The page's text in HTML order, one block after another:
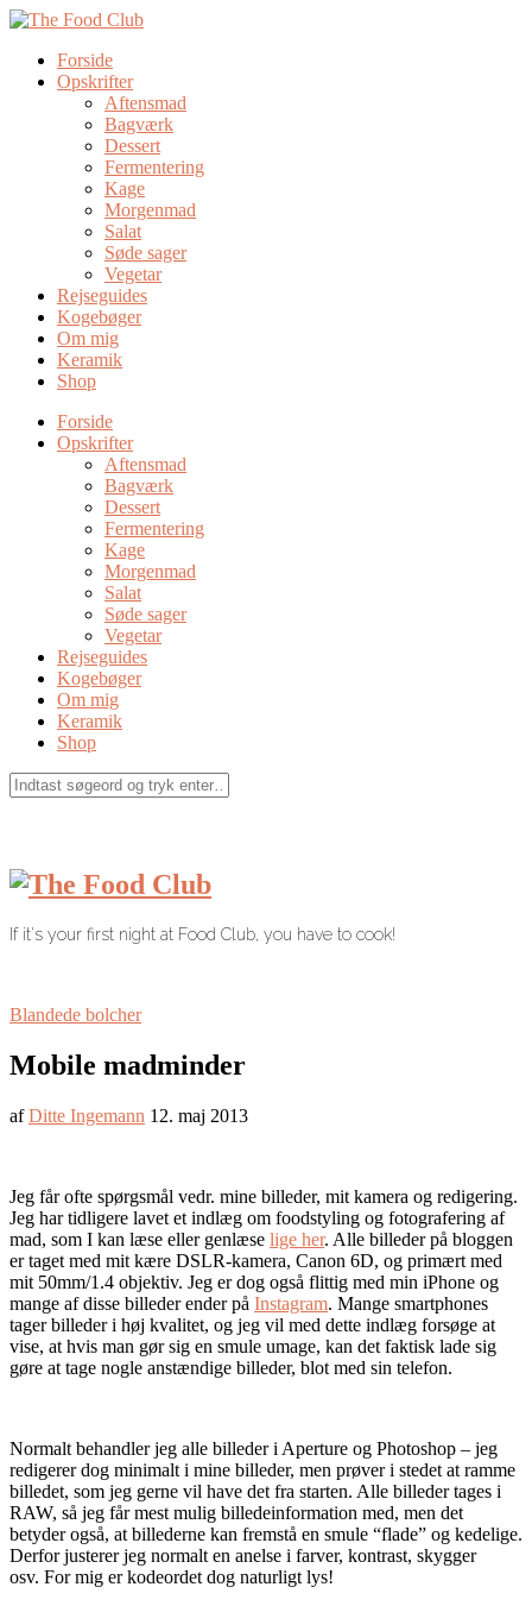
Forside
Opskrifter
Aftensmad
Bagværk
Dessert
Fermentering
Kage
Morgenmad
Salat
Søde sager
Vegetar
Rejseguides
Kogebøger
Om mig
Keramik
Shop
Forside
Opskrifter
Aftensmad
Bagværk
Dessert
Fermentering
Kage
Morgenmad
Salat
Søde sager
Vegetar
Rejseguides
Kogebøger
Om mig
Keramik
Shop
If it's your first night at Food Club, you have to cook!
Blandede bolcher
Mobile madminder
afDitte Ingemann 12. maj 2013
Jeg får ofte spørgsmål vedr. mine billeder, mit kamera og redigering.
Jeg har tidligere lavet et indlæg om foodstyling og fotografering af
mad, som I kan læse eller genlæse lige her. Alle billeder på bloggen
er taget med mit kære DSLR-kamera, Canon 6D, og primært med
mit 50mm/1.4 objektiv. Jeg er dog også flittig med min iPhone og
mange af disse billeder ender på Instagram. Mange smartphones
tager billeder i høj kvalitet, og jeg vil med dette indlæg forsøge at
vise, at hvis man gør sig en smule umage, kan det faktisk lade sig
gøre at tage nogle anstændige billeder, blot med sin telefon.
Normalt behandler jeg alle billeder i Aperture og Photoshop – jeg
redigerer dog minimalt i mine billeder, men prøver i stedet at ramme
billedet, som jeg gerne vil have det fra starten. Alle billeder tages i
RAW, så jeg får mest mulig billedeinformation med, men det
betyder også, at billederne kan fremstå en smule “flade” og kedelige.
Derfor justerer jeg normalt en anelse i farver, kontrast, skygger
osv. For mig er kodeordet dog naturligt lys!